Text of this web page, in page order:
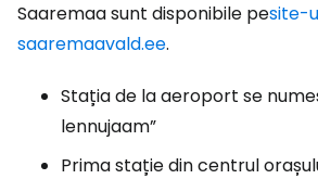
Saaremaa sunt disponibile pesite-
saaremaavald.ee.
Stația de la aeroport se
lennujaam”
Prima stație din centrul